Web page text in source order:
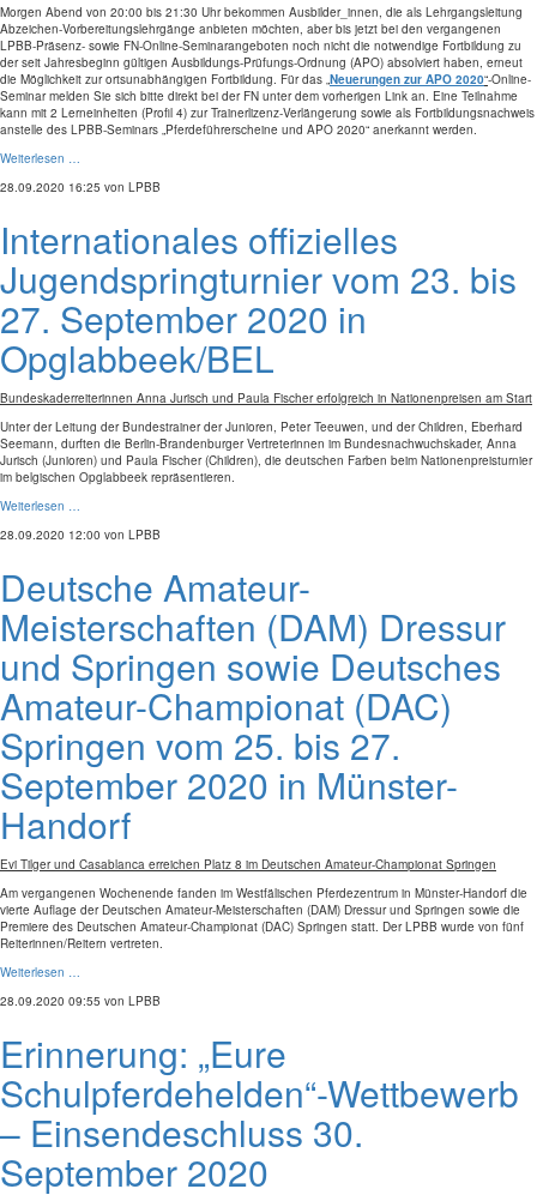
Morgen Abend von 20:00 bis 21:30 Uhr bekommen Ausbilder_innen, die als Lehrgangsleitung
Abzeichen-Vorbereitungslehrgänge anbieten möchten, aber bis jetzt bei den vergangenen
LPBB-Präsenz- sowie FN-Online-Seminarangeboten noch nicht die notwendige Fortbildung zu
der seit Jahresbeginn gültigen Ausbildungs-Prüfungs-Ordnung (APO) absolviert haben, erneut
die Möglichkeit zur ortsunabhängigen Fortbildung. Für das „Neuerungen zur APO 2020“-Online-
Seminar melden Sie sich bitte direkt bei der FN unter dem vorherigen Link an. Eine Teilnahme
kann mit 2 Lerneinheiten (Profil 4) zur Trainerlizenz-Verlängerung sowie als Fortbildungsnachweis
anstelle des LPBB-Seminars „Pferdeführerscheine und APO 2020“ anerkannt werden.
Weiterlesen …
28.09.2020 16:25 von LPBB
Internationales offizielles
Jugendspringturnier vom 23. bis
27. September 2020 in
Opglabbeek/BEL
Bundeskaderreiterinnen Anna Jurisch und Paula Fischer erfolgreich in Nationenpreisen am Start
Unter der Leitung der Bundestrainer der Junioren, Peter Teeuwen, und der Children, Eberhard
Seemann, durften die Berlin-Brandenburger Vertreterinnen im Bundesnachwuchskader, Anna
Jurisch (Junioren) und Paula Fischer (Children), die deutschen Farben beim Nationenpreisturnier
im belgischen Opglabbeek repräsentieren.
Weiterlesen …
28.09.2020 12:00 von LPBB
Deutsche Amateur-
Meisterschaften (DAM) Dressur
und Springen sowie Deutsches
Amateur-Championat (DAC)
Springen vom 25. bis 27.
September 2020 in Münster-
Handorf
Evi Tilger und Casablanca erreichen Platz 8 im Deutschen Amateur-Championat Springen
Am vergangenen Wochenende fanden im Westfälischen Pferdezentrum in Münster-Handorf die
vierte Auflage der Deutschen Amateur-Meisterschaften (DAM) Dressur und Springen sowie die
Premiere des Deutschen Amateur-Championat (DAC) Springen statt. Der LPBB wurde von fünf
Reiterinnen/Reitern vertreten.
Weiterlesen …
28.09.2020 09:55 von LPBB
Erinnerung: „Eure
Schulpferdehelden“-Wettbewerb
– Einsendeschluss 30.
September 2020